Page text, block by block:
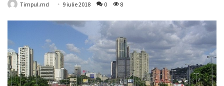
Timpul.md 9 iulie 2018 0 8